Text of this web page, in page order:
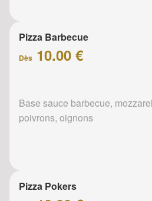
Pizza Barbecue
Dès 10.00 €
Base sauce barbecue,
poivrons, oignons
Pizza Pokers